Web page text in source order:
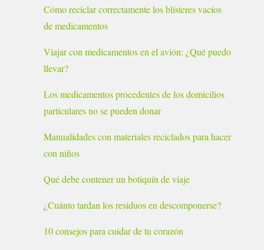
Cómo reciclar correctamente los blísteres vacíos
de medicamentos
Viajar con medicamentos en el avión: ¿Qué puedo
llevar?
Los medicamentos procedentes de los domicilios
particulares no se pueden donar
Manualidades con materiales reciclados para hacer
con niños
Qué debe contener un botiquín de viaje
¿Cuánto tardan los residuos en descomponerse?
10 consejos para cuidar de tu corazón